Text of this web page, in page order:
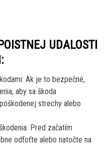
UDALOSTI
Ak je to bezpečné,
aby sa škoda
strechy alebo
Pred začatím
odfoťte alebo natočte na